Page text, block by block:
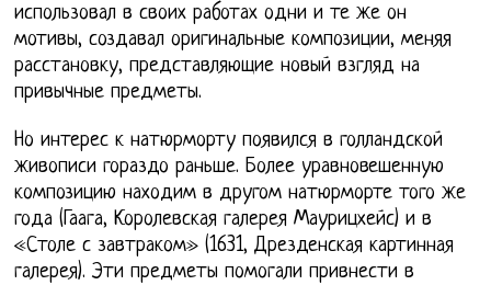
использовал в своих работах одни и те же он
мотивы, создавал оригинальные композиции, меняя
расстановку, представляющие новый взгляд на
привычные предметы.
Но интерес к натюрморту появился в голландской
живописи гораздо раньше. Более уравновешенную
композицию находим в другом натюрморте того же
года (Гаага, Королевская галерея Маурицхейс) и в
«Столе с завтраком» (1631, Дрезденская картинная
галерея). Эти предметы помогали привнести в